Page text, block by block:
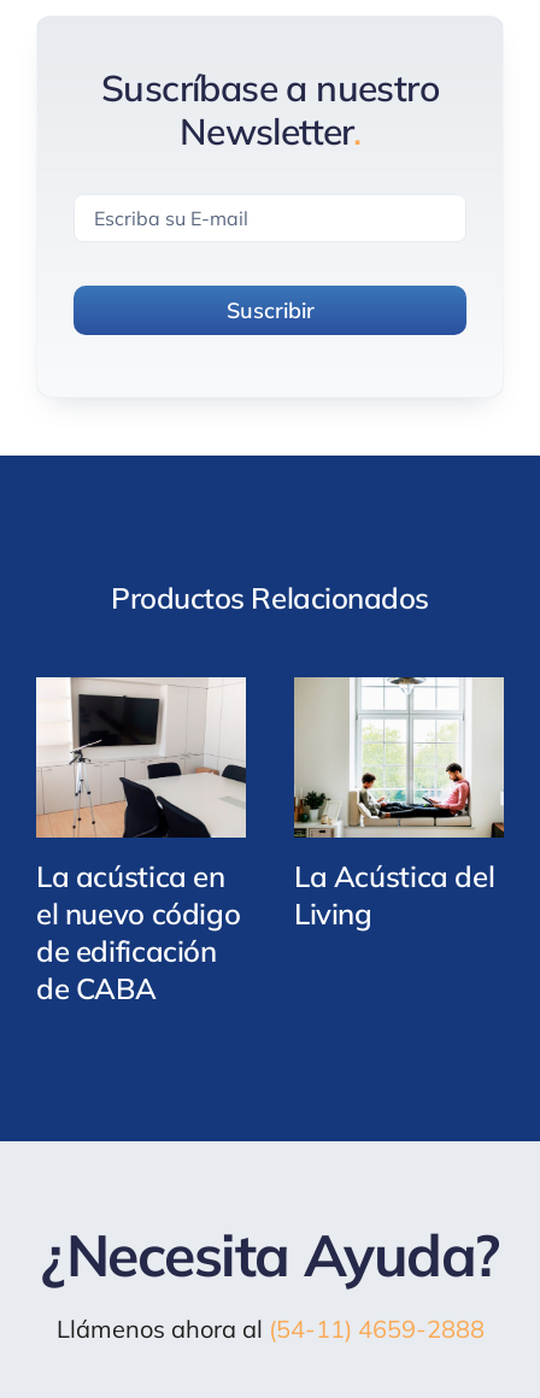
Suscríbase a nuestro
Newsletter.
Suscribir
Productos Relacionados
La acústica en
el nuevo código
de edificación
de CABA
La Acústica del
Living
¿Necesita Ayuda?
Llámenos ahora al (54-11) 4659-2888